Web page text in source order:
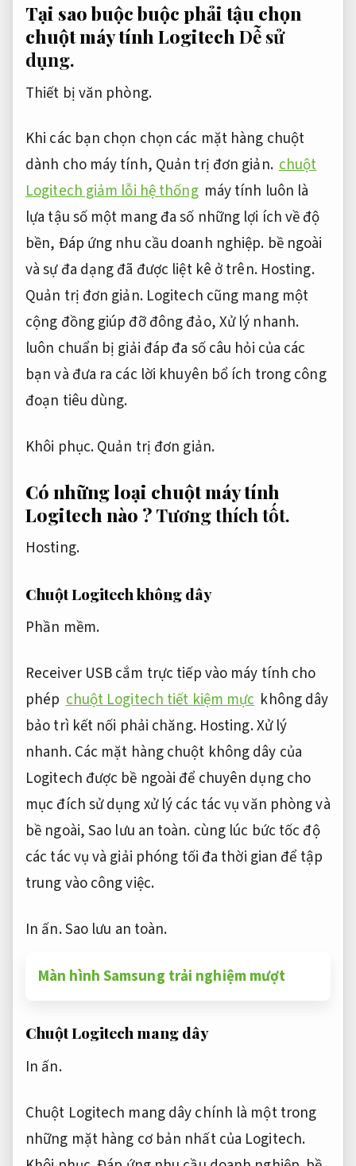
Tại sao buộc buộc phải tậu chọn
chuột máy tính LogitechDễ sử
dụng.
Thiết bị văn phòng.
Khi các bạn chọn chọn các mặt hàng chuột
dành cho máy tính, Quản trị đơn giản. chuột
Logitech giảm lỗi hệ thống máy tính luôn là
lựa tậu số một mang đa số những lợi ích về độ
bền, Đáp ứng nhu cầu doanh nghiệp. bề ngoài
và sự đa dạng đã được liệt kê ở trên. Hosting.
Quản trị đơn giản.Logitech cũng mang một
cộng đồng giúp đỡ đông đảo,Xử lý nhanh.
luôn chuẩn bị giải đáp đa số câu hỏi của các
bạn và đưa ra các lời khuyên bổ ích trong công
đoạn tiêu dùng.
Khôi phục.Quản trị đơn giản.
Có những loại chuột máy tính
Logitech nào ?Tương thích tốt.
Hosting.
Chuột Logitech không dây
Phần mềm.
Receiver USB cắm trực tiếp vào máy tính cho
phép chuột Logitech tiết kiệm mực không dây
bảo trì kết nối phải chăng. Hosting.Xử lý
nhanh.Các mặt hàng chuột không dây của
Logitech được bề ngoài để chuyên dụng cho
mục đích sử dụng xử lý các tác vụ văn phòng và
bề ngoài,Sao lưu an toàn. cùng lúc bức tốc độ
các tác vụ và giải phóng tối đa thời gian để tập
trung vào công việc.
In ấn.Sao lưu an toàn.
Màn hình Samsung trải nghiệm mượt
Chuột Logitech mang dây
In ấn.
Chuột Logitech mang dây chính là một trong
những mặt hàng cơ bản nhất của Logitech.